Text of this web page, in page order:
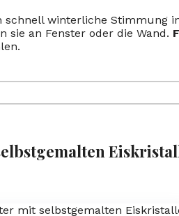
winterliche Stimmung
sie an Fenster oder die Wand.